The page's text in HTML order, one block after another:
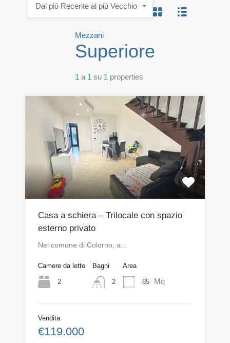
Mezzani
Superiore
1 a 1 su 1 properties
Dal più Recente al più Vecchio
Casa a schiera – Trilocale con spazio
esterno privato
Nel comune di Colorno, a…
Camere da letto
2
Bagni
2
Area
85 Mq
Vendita
€119.000